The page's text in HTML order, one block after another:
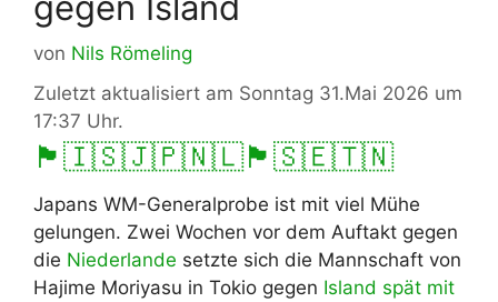
von Nils Römeling
Zuletzt aktualisiert am Sonntag 31.Mai 2026 um
17:37 Uhr.
🏴󠁧󠁢󠁥󠁮󠁧󠁿🇮🇸🇯🇵🇳🇱🏴󠁧󠁢󠁳󠁣󠁴󠁿🇸🇪🇹🇳
Japans WM-Generalprobe ist mit viel Mühe
gelungen. Zwei Wochen vor dem Auftakt gegen
die Niederlande setzte sich die Mannschaft von
Hajime Moriyasu in Tokio gegen Island spät mit